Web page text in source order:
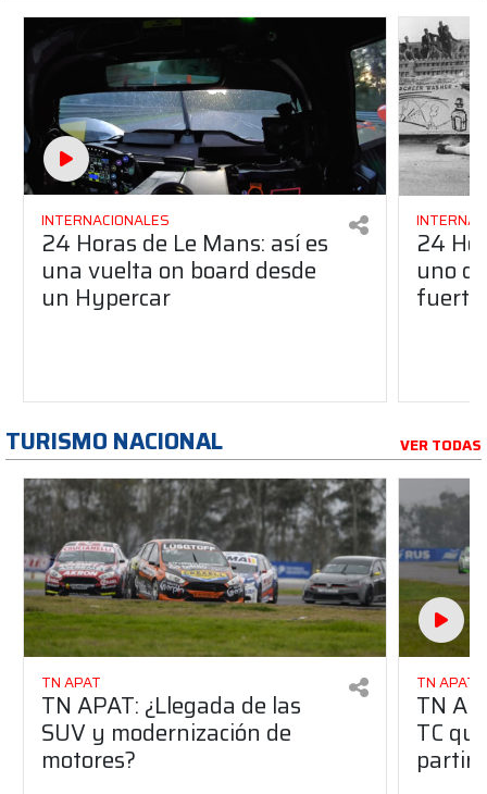
INTERNACIONALES
24 Horas de Le Mans: así es
una vuelta on board desde
un Hypercar
24
uno
TURISMO NACIONAL VER TODAS
TN APAT
TN APAT: ¿Llegada de las
SUV y modernización de
motores?
TN APAT
TN
TC
partir